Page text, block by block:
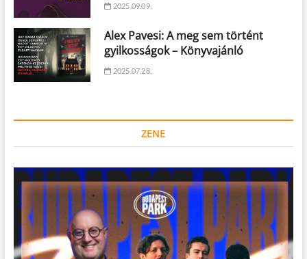
2025.09.09.
Alex Pavesi: A meg sem történt
gyilkosságok – Könyvajánló
2025.07.28.
ZENE